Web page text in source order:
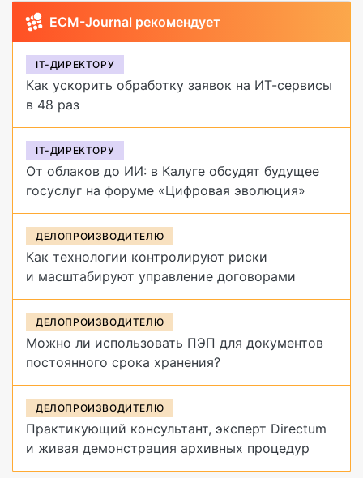
ECM-Journal рекомендует
IT-ДИРЕКТОРУ
Как ускорить обработку заявок на ИТ-сервисы
в 48 раз
IT-ДИРЕКТОРУ
От облаков до ИИ: в Калуге обсудят будущее
госуслуг на форуме «Цифровая эволюция»
ДЕЛОПРОИЗВОДИТЕЛЮ
Как технологии контролируют риски
и масштабируют управление договорами
ДЕЛОПРОИЗВОДИТЕЛЮ
Можно ли использовать ПЭП для документов
постоянного срока хранения?
ДЕЛОПРОИЗВОДИТЕЛЮ
Практикующий консультант, эксперт Directum
и живая демонстрация архивных процедур